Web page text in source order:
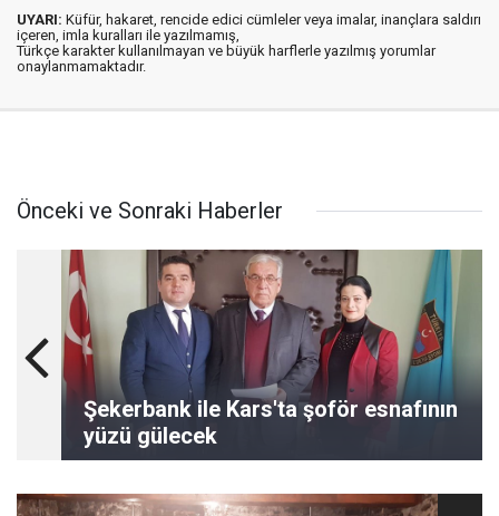
UYARI: Küfür, hakaret, rencide edici cümleler veya imalar, inançlara saldırı
içeren, imla kuralları ile yazılmamış,
Türkçe karakter kullanılmayan ve büyük harflerle yazılmış yorumlar
onaylanmamaktadır.
Önceki ve Sonraki Haberler
Şekerbank ile Kars'ta şoför esnafının
yüzü gülecek